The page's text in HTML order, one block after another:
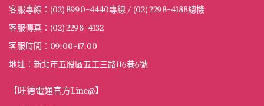
客服專線：(02) 8990-4440專線 / (02) 2298-4188總機
客服傳真：(02) 2298-4132
客服時間：09:00-17:00
地址：新北市五股區五工三路116巷6號
【旺德電通官方Line@】